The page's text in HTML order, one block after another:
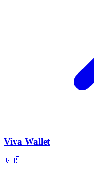
Viva Wallet
🇬🇷